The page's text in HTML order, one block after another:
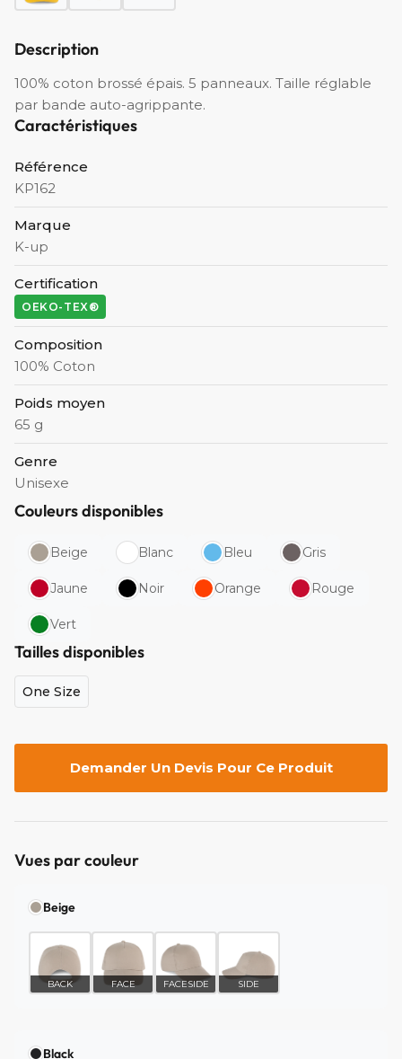
Description
100% coton brossé épais. 5 panneaux. Taille réglable
par bande auto-agrippante.
Caractéristiques
Référence
KP162
Marque
K-up
Certification
OEKO-TEX®
Composition
100% Coton
Poids moyen
65 g
Genre
Unisexe
Couleurs disponibles
Beige Blanc Bleu Gris
Jaune Noir Orange Rouge
Vert
Tailles disponibles
One Size
Demander Un Devis Pour Ce Produit
Vues par couleur
Beige
BACK FACE FACESIDE SIDE
Black